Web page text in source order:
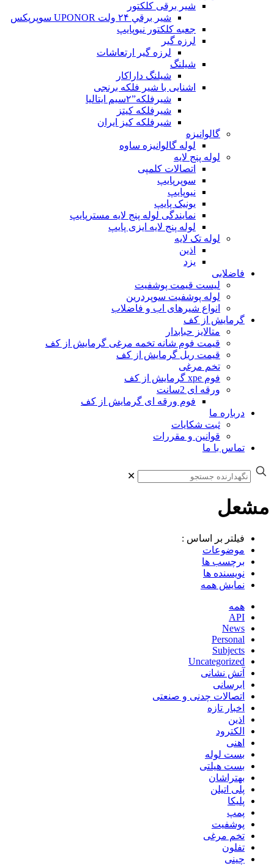
شیر برقی کلکتور
شير برقي ۲۴ ولت UPONOR سوپرپکس
جعبه کلکتور نیوپایپ
لرزه گیر
لرزه گیر ارتعاشات
شیلنگ
شیلنگ داراکار
اشنایی با شیر فلکه برنجی
شیرفلکه”۲سیم ایتالیا
شیرفلکه کیتز
شیرفلکه کیز ایران
گالوانیزه
لوله گالوانیزه ساوه
لوله پنج لایه
اتصالات کلمپی
سوپرپایپ
نیوپایپ
یونیک پایپ
نمایندگی لوله پنج لایه مسترپایپ
لوله پنج لایه ایزی پایپ
لوله تک لایه
اذین
یزد
فاضلابی
لیست قیمت پوشفیت
لوله پوشفیت سوپردرین
انواع شیرهای اب و فاضلاب
گرمایش از کف
متالایز حبابدار
قیمت فوم شانه تخمه مرغی گرمایش از کف
قیمت ریل گرمایش از کف
تخم مرغی
فوم xpe گرمایش از کف
ورقه ای 2سانت
فوم ورقه ای گرمایش از کف
درباره ما
ثبت شکایات
قوانین و مقررات
تماس با ما
✕
مشعل
فیلتر بر اساس :
موضوعات
برچسب ها
نویسنده ها
نمایش همه
همه
API
News
Personal
Subjects
Uncategorized
آتش نشانی
ابرسانی
اتصالات چدنی و صنعتی
اخبار تازه
اذین
الکترود
اهنی
بست لوله
بست هیلتی
بهتراشان
پلی اتیلن
پلیکا
پمپ
پوشفیت
تخم مرغی
تفلون
چینی